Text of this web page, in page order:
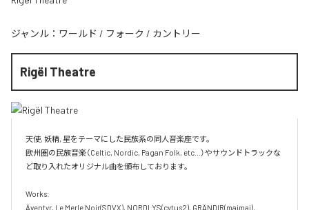
ジャンル： ワールド / フォーク / カントリー
Rigël Theatre
天使, 妖精, 星をテーマにした民族系の同人音楽座です。
欧州圏の民族音楽（Celtic, Nordic, Pagan Folk, etc...）やサウンドトラックな
ど取り入れたオリジナル曲を頒布しております。
Works:
Äventyr, Le Merle Noir(SDVX), NORDLYS(cytus2), GRÄNDIR(maimai),